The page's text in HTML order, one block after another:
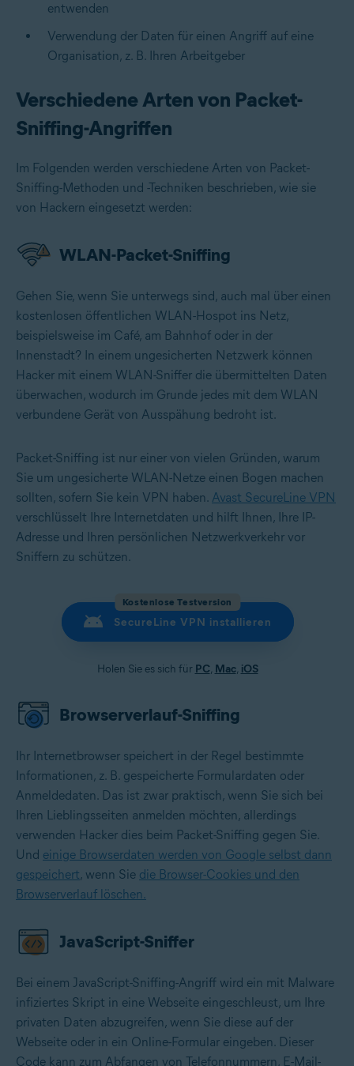
entwenden
Verwendung der Daten für einen Angriff auf eine
Organisation, z. B. Ihren Arbeitgeber
Verschiedene Arten von Packet-
Sniffing-Angriffen
Im Folgenden werden verschiedene Arten von Packet-
Sniffing-Methoden und -Techniken beschrieben, wie sie
von Hackern eingesetzt werden:
WLAN-Packet-Sniffing
Gehen Sie, wenn Sie unterwegs sind, auch mal über einen
kostenlosen öffentlichen WLAN-Hospot ins Netz,
beispielsweise im Café, am Bahnhof oder in der
Innenstadt? In einem ungesicherten Netzwerk können
Hacker mit einem WLAN-Sniffer die übermittelten Daten
überwachen, wodurch im Grunde jedes mit dem WLAN
verbundene Gerät von Ausspähung bedroht ist.
Packet-Sniffing ist nur einer von vielen Gründen, warum
Sie um ungesicherte WLAN-Netze einen Bogen machen
sollten, sofern Sie kein VPN haben. Avast SecureLine VPN
verschlüsselt Ihre Internetdaten und hilft Ihnen, Ihre IP-
Adresse und Ihren persönlichen Netzwerkverkehr vor
Sniffern zu schützen.
Kostenlose Testversion
SecureLine VPN installieren
Holen Sie es sich für PC, Mac, iOS
Browserverlauf-Sniffing
Ihr Internetbrowser speichert in der Regel bestimmte
Informationen, z. B. gespeicherte Formulardaten oder
Anmeldedaten. Das ist zwar praktisch, wenn Sie sich bei
Ihren Lieblingsseiten anmelden möchten, allerdings
verwenden Hacker dies beim Packet-Sniffing gegen Sie.
Und einige Browserdaten werden von Google selbst dann
gespeichert, wenn Sie die Browser-Cookies und den
Browserverlauf löschen.
JavaScript-Sniffer
Bei einem JavaScript-Sniffing-Angriff wird ein mit Malware
infiziertes Skript in eine Webseite eingeschleust, um Ihre
privaten Daten abzugreifen, wenn Sie diese auf der
Webseite oder in ein Online-Formular eingeben. Dieser
Code kann zum Abfangen von Telefonnummern, E-Mail-